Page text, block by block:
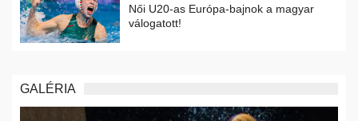
Női U20-as Európa-bajnok a magyar
válogatott!
GALÉRIA